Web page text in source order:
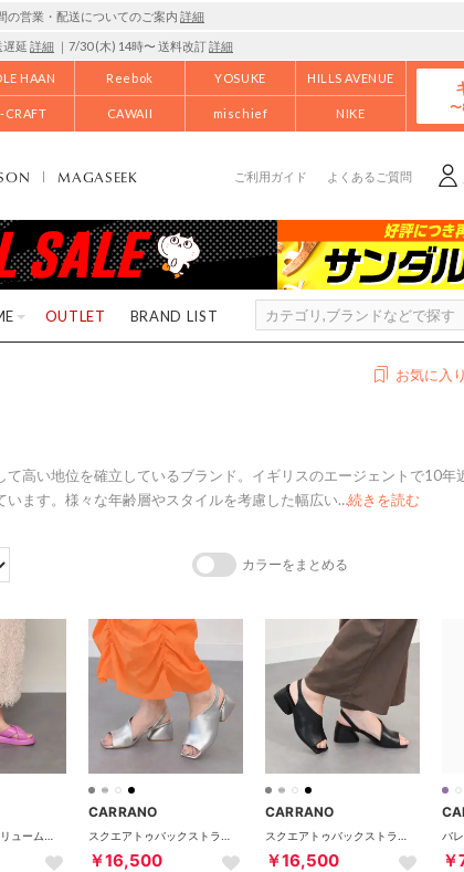
の営業・配送についてのご案内 詳細
延 詳細 ｜7/30 (木) 14時〜 送料改訂詳細
HAAN Reebok YOSUKE HILLS AVENUE
CRAFT CAWAII mischief NIKE
MAGASEEK ご利用ガイド よくあるご質問
OUTLET BRAND LIST
お気に入
高い地位を確立しているブランド。イギリスのエージェントで10年
ます。様々な年齢層やスタイルを考慮した幅広い…続きを読む
カラーをまとめる
CARRANO
￥16,500
CARRANO
￥16,500
バ